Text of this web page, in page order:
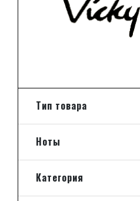
Тип товара
Ноты
Категория